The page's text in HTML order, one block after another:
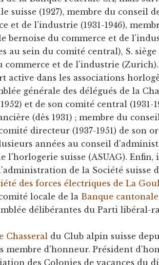
suisse (1927), membre du conseil
et de l'industrie (1931-1946),
bernoise du commerce et de
au sein du comité central), S. siège
commerce et de l'industrie
active dans les associations
générale des délégués de la
et de son comité central (1931-
(dès 1931) ; membre du
directeur (1937-1951) de son
années au conseil
l'horlogerie suisse (ASUAG). Enfin,
de la Société suisse
des forces électriques de La
locale de la Banque
délibérantes du Parti libéral-
Chasseral du Club alpin suisse
membre d'honneur. Président
des Colonies de vacances du